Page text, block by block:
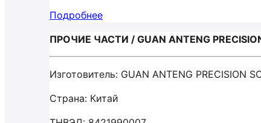
Подробнее
ПРОЧИЕ ЧАСТИ / GUAN ANTENG
Изготовитель: GUAN ANTENG PRECISION
Страна: Китай